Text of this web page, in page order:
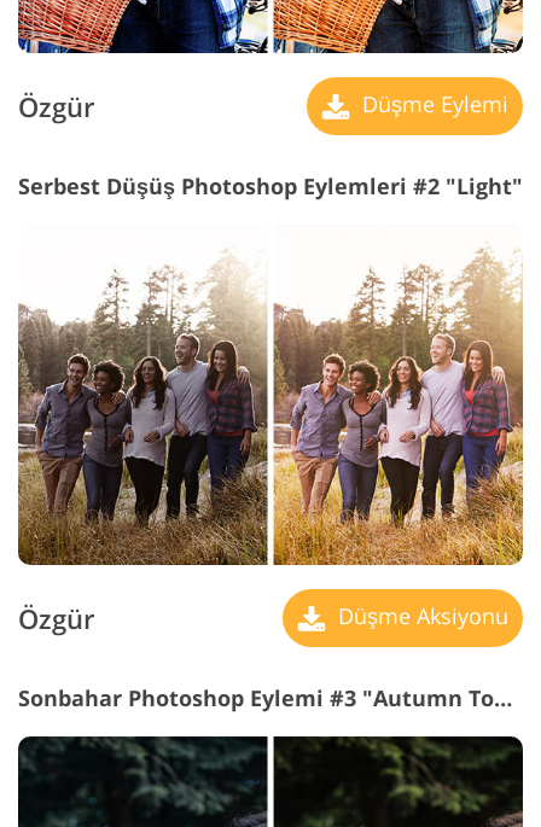
Özgür Düşme Eylemi
Serbest Düşüş Photoshop Eylemleri #2 "Light"
Özgür Düşme Aksiyonu
Sonbahar Photoshop Eylemi #3 "Autumn Tone"